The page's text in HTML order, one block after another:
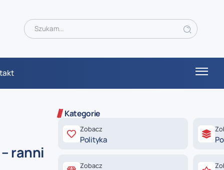
ranni
Kategorie
Zobacz
Polityka
Zobacz